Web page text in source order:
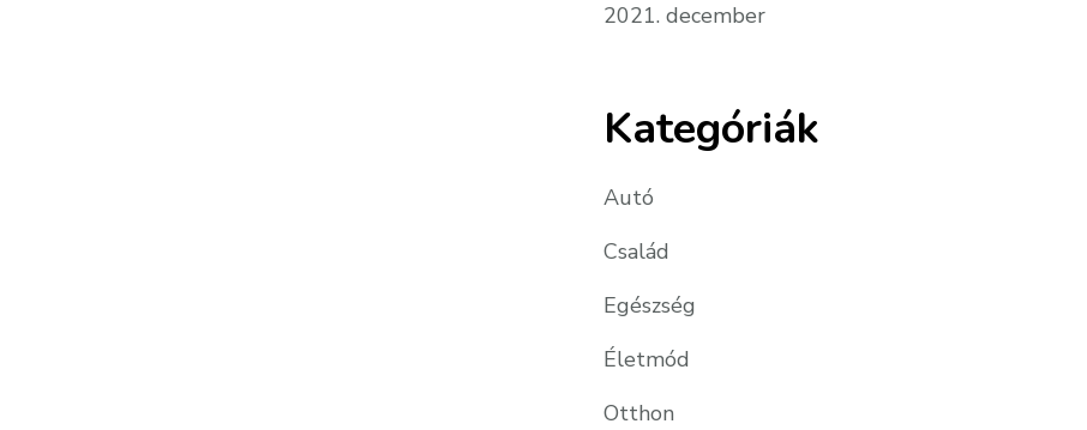
2021. december
Kategóriák
Autó
Család
Egészség
Életmód
Otthon